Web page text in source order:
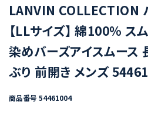
LANVIN COLLECTION
【LLサイズ】 綿100% ス
染めバーズアイスムース
ぶり 前開き メンズ
商品番号 54461004